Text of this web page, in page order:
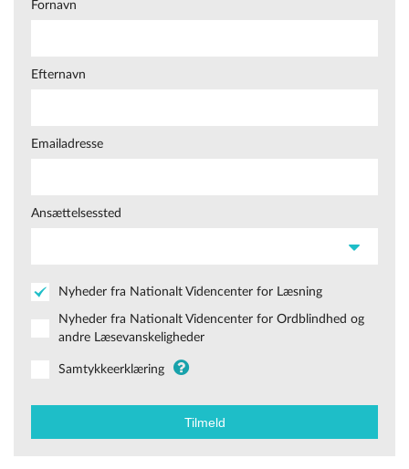
Fornavn
Efternavn
Emailadresse
Ansættelsessted
Nyheder fra Nationalt Videncenter for Læsning
Nyheder fra Nationalt Videncenter for Ordblindhed og
andre Læsevanskeligheder
Samtykkeerklæring